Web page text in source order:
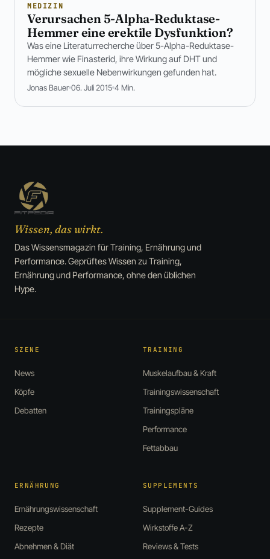
MEDIZIN
Verursachen 5-Alpha-Reduktase-
Hemmer eine erektile Dysfunktion?
Was eine Literaturrecherche über 5-Alpha-Reduktase-
Hemmer wie Finasterid, ihre Wirkung auf DHT und
mögliche sexuelle Nebenwirkungen gefunden hat.
Jonas Bauer 06. Juli 2015 4 Min.
Wissen, das wirkt.
Das Wissensmagazin für Training, Ernährung und
Performance. Geprüftes Wissen zu Training,
Ernährung und Performance, ohne den üblichen
Hype.
SZENE
News
Köpfe
Debatten
TRAINING
Muskelaufbau & Kraft
Trainingswissenschaft
Trainingspläne
Performance
Fettabbau
ERNÄHRUNG
Ernährungswissenschaft
Rezepte
Abnehmen & Diät
SUPPLEMENTS
Supplement-Guides
Wirkstoffe A-Z
Reviews & Tests